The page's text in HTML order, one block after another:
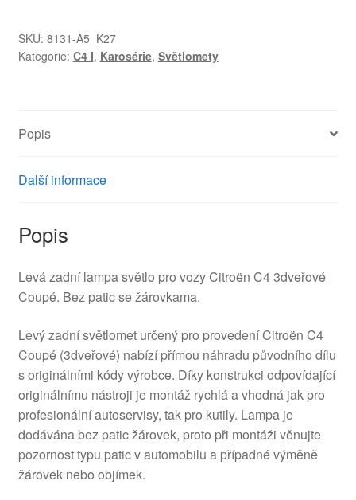
Citroën
C4
9646801777
množství
SKU: 8131-A5_K27
Kategorie: C4 I, Karosérie, Světlomety
Popis
Další informace
Popis
Levá zadní lampa světlo pro vozy Citroën C4 3dveřové
Coupé. Bez patic se žárovkama.
Levý zadní světlomet určený pro provedení Citroën C4
Coupé (3dveřové) nabízí přímou náhradu původního dílu
s originálními kódy výrobce. Díky konstrukci odpovídající
originálnímu nástroji je montáž rychlá a vhodná jak pro
profesionální autoservisy, tak pro kutily. Lampa je
dodávána bez patic žárovek, proto při montáži věnujte
pozornost typu patic v automobilu a případné výměně
žárovek nebo objímek.